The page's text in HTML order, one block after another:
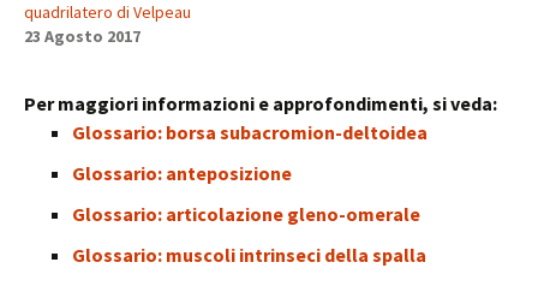
quadrilatero di Velpeau
23 Agosto 2017
Per maggiori informazioni e approfondimenti, si veda:
Glossario: borsa subacromion-deltoidea
Glossario: anteposizione
Glossario: articolazione gleno-omerale
Glossario: muscoli intrinseci della spalla